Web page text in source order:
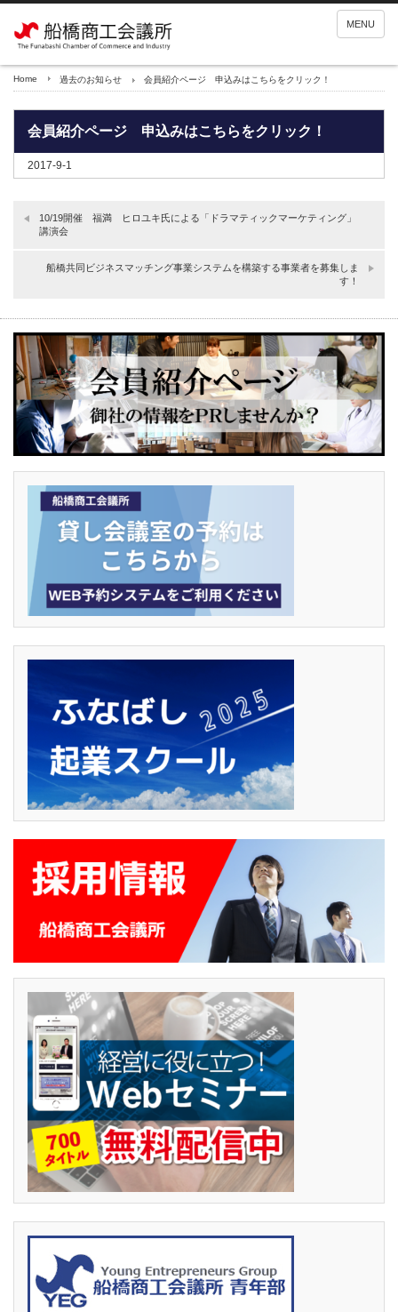
MENU
Home 過去のお知らせ 会員紹介ページ 申込みはこちらをクリック！
会員紹介ページ 申込みはこちらをクリック！
2017-9-1
10/19開催 福満 ヒロユキ氏による「ドラマティックマーケティング」
講演会
船橋共同ビジネスマッチング事業システムを構築する事業者を募集しま
す！